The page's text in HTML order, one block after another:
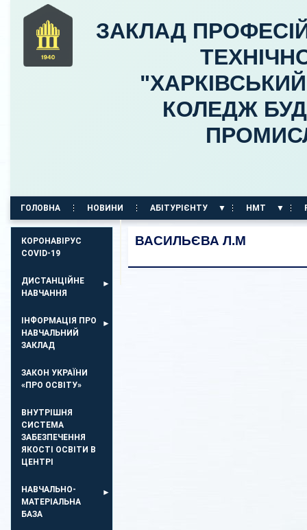
ЗАКЛАД
КОЛЕДЖ
ГОЛОВНА НОВИНИ АБІТУРІЄНТУ НМТ
КОРОНАВІРУС
COVID-19
ДИСТАНЦІЙНЕ
НАВЧАННЯ
ІНФОРМАЦІЯ ПРО
НАВЧАЛЬНИЙ
ЗАКЛАД
ЗАКОН УКРАЇНИ
«ПРО ОСВІТУ»
ВНУТРІШНЯ
СИСТЕМА
ЗАБЕЗПЕЧЕННЯ
ЯКОСТІ ОСВІТИ В
ЦЕНТРІ
НАВЧАЛЬНО-
МАТЕРІАЛЬНА
БАЗА
ВАСИЛЬЄВА Л.М